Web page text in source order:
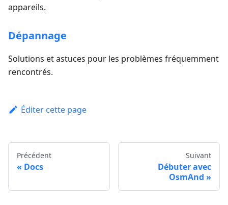
appareils.
Dépannage
Solutions et astuces pour les problèmes fréquemment
rencontrés.
Éditer cette page
Précédent
Docs
Suivant
Débuter avec
OsmAnd